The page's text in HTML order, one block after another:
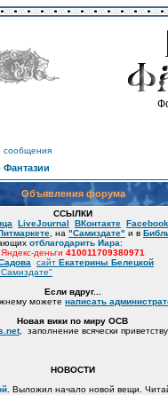
сообщения
Объявления форума
ССЫЛКИ
LiveJournal ВКонтакте Facebook
, на "Самиздате" и в
отблагодарить Иара:
Яндекс-деньги 410011709380971
сайт Екатерины Белецкой
Если вдруг...
можете написать
Новая вики по миру ОСВ
, заполнение всячески
НОВОСТИ
. Выложил начало новой вещи.